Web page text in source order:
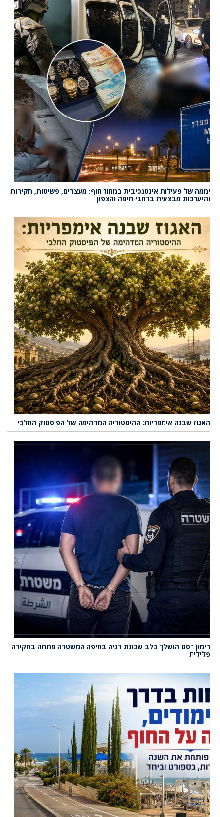
יממה של פעילות אינטנסיבית במחוז חוף: מעצרים, פשיטות, חקירות
והיערכות מבצעית ברחבי חיפה והצפון
האגוז שבנה אימפריות: ההיסטוריה המדהימה של הפיסטוק החלבי
רימון רסס הושלך בלב שכונת דניה בחיפה המשטרה פתחה בחקירה
פלילית